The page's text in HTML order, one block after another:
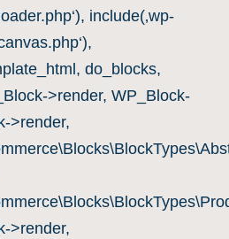
include(‚wp-
do_blocks,
>render, WP_Block-
>render,
>render,